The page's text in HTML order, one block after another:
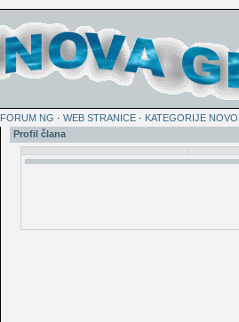
FORUM NG · WEB STRANICE · KATEGORIJE
Profil člana